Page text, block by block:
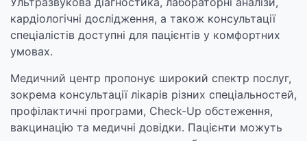
кардіологічні дослідження, а також консультації
спеціалістів доступні для пацієнтів у комфортних
умовах.
Медичний центр пропонує широкий спектр послуг,
зокрема консультації лікарів різних спеціальностей,
профілактичні програми, Check-Up обстеження,
вакцинацію та медичні довідки. Пацієнти можуть